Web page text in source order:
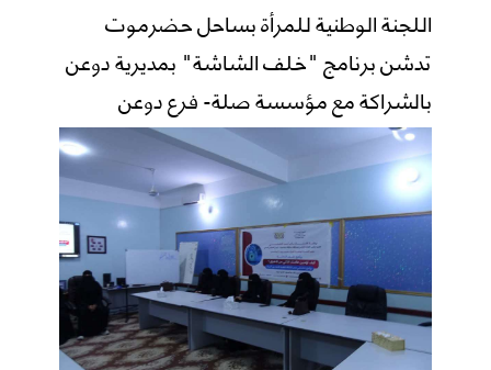
اللجنة الوطنية للمرأة بساحل حضرموت
تدشن برنامج "خلف الشاشة" بمديرية دوعن
بالشراكة مع مؤسسة صلة- فرع دوعن